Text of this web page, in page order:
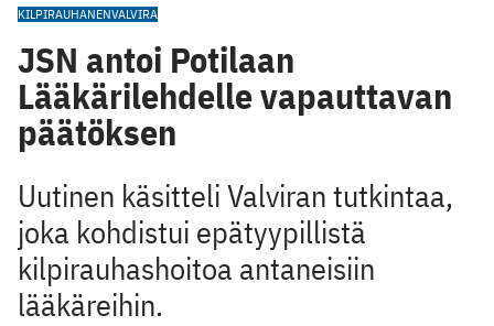
KILPIRAUHANENVALVIRA
JSN antoi Potilaan
Lääkärilehdelle vapauttavan
päätöksen
Uutinen käsitteli Valviran tutkintaa,
joka kohdistui epätyypillistä
kilpirauhashoitoa antaneisiin
lääkäreihin.